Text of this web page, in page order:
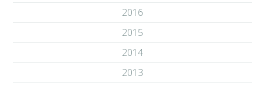
2016
2015
2014
2013